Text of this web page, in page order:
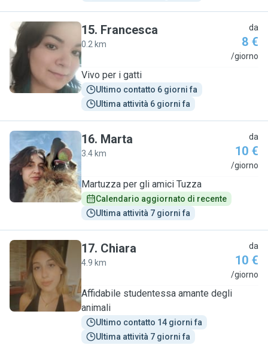
F
15. Francesca
0.2 km
da
8 €
/giorno
Vivo per i gatti
Ultimo contatto 6 giorni fa
Ultima attività 6 giorni fa
M
16. Marta
3.4 km
da
10 €
/giorno
Martuzza per gli amici Tuzza
Calendario aggiornato di recente
Ultima attività 7 giorni fa
C
17. Chiara
4.9 km
da
10 €
/giorno
Affidabile studentessa amante degli
animali
Ultimo contatto 14 giorni fa
Ultima attività 7 giorni fa